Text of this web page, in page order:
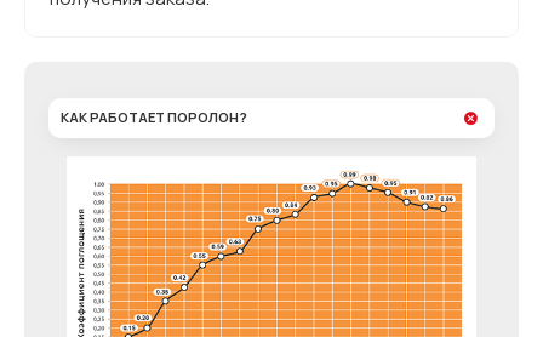
КАК РАБОТАЕТ ПОРОЛОН?